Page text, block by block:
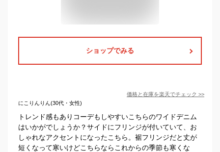
ショップでみる
価格と在庫を楽天でチェック >>
にこりんりん(30代・女性)
トレンド感もありコーデもしやすいこちらのワイドデニム
はいかがでしょうか？サイドにフリンジが付いていて、お
しゃれなアクセントになったこちら。裾フリンジだと丈が
短くなって寒いけどこちらならこれからの季節も寒くな